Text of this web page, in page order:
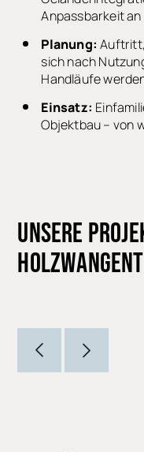
Anpassbarkeit
Planung:
sich nach
Handläufe
Einsatz:
Objektbau – von
UNSERE